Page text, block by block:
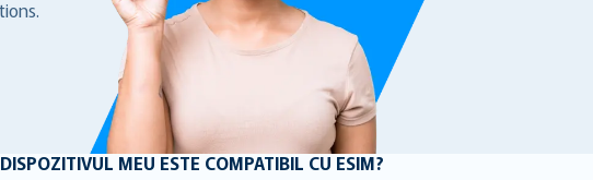
MEU ESTE COMPATIBIL CU ESIM?